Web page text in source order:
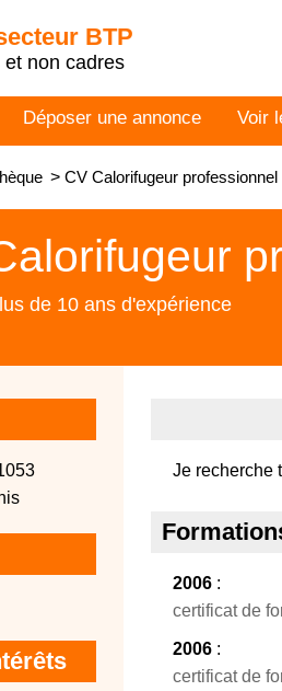
BTP
et non cadres
Déposer une annonce Voir
> CV Calorifugeur
de 10 ans d'expérience
Je recherche
2006 :
certificat de
2006 :
certificat de